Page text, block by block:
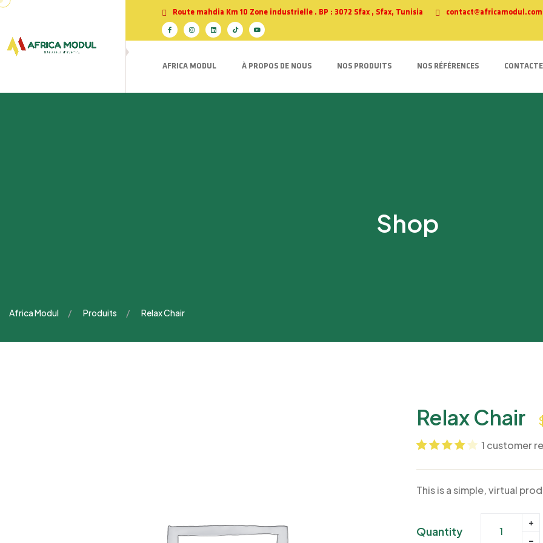
Route mahdia Km 10 Zone industrielle . BP : 3072 Sfax , Sfax, Tunisia contact@africamodul.com
AFRICA MODUL À PROPOS DE NOUS NOS PRODUITS NOS RÉFÉRENCES
Shop
Africa Modul Produits Relax Chair
Relax Chair
basé sur
1 customer
This is a simple, virtual
Quantity